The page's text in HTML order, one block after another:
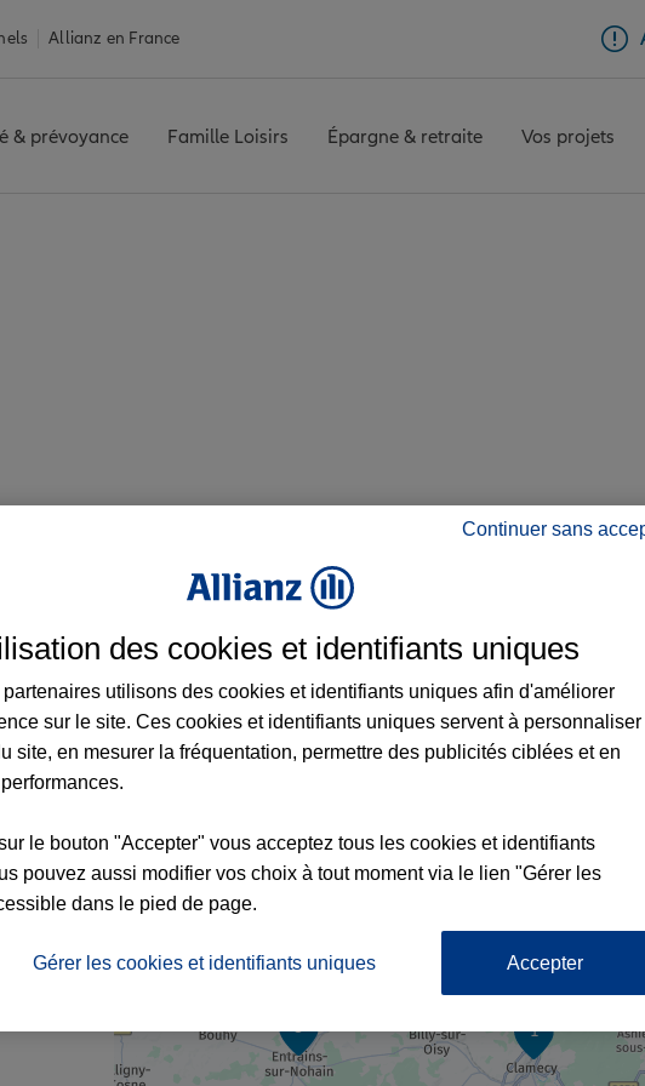
Allianz en France
& prévoyance Famille Loisirs Épargne & retraite Vos projets
à Clamecy et aux alentours : adresses,
3
1
Continuer sans
des cookies et identifiants uniques
partenaires utilisons des cookies et identifiants uniques afin d'améliorer
sur le site. Ces cookies et identifiants uniques servent à personnaliser
site, en mesurer la fréquentation, permettre des publicités ciblées et en
le bouton "Accepter" vous acceptez tous les cookies et identifiants
pouvez aussi modifier vos choix à tout moment via le lien "Gérer les
dans le pied de page.
Gérer les cookies et identifiants uniques Accepter